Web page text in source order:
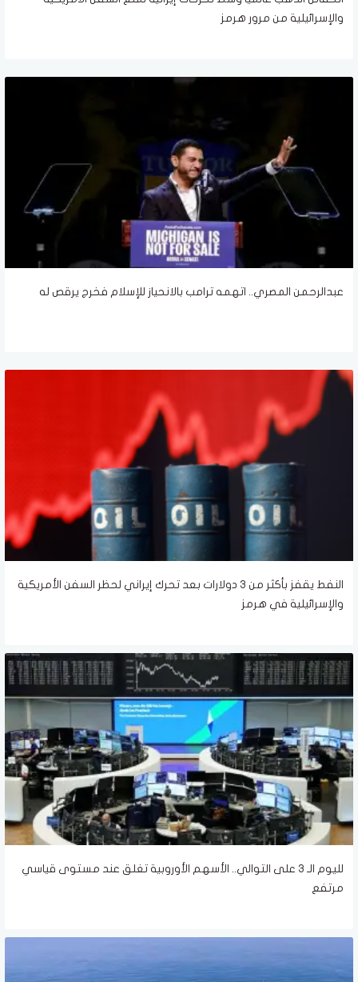
والإسرائيلية من مرور هرمز
عبدالرحمن المصري.. اتهمه ترامب بالانحياز للإسلام فخرج يرقص له
النفط يقفز بأكثر من 3 دولارات بعد تحرك إيراني لحظر السفن الأمريكية
والإسرائيلية في هرمز
لليوم الـ 3 على التوالي.. الأسهم الأوروبية تغلق عند مستوى قياسي
مرتفع